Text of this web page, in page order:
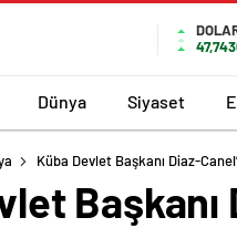
Dünya Siyaset
Küba Devlet Başkanı Diaz-
Başkanı